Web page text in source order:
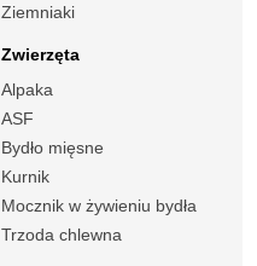
Ziemniaki
Zwierzęta
Alpaka
ASF
Bydło mięsne
Kurnik
Mocznik w żywieniu bydła
Trzoda chlewna